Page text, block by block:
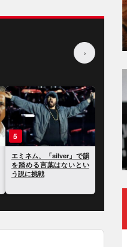
›
5
エミネム、「silver」で韻
を踏める言葉はないとい
う説に挑戦